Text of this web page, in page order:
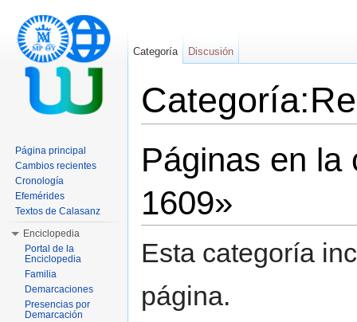
Páginas en la
1609»
Esta categoría
página.
Categoría Discusión
Página principal
Cambios recientes
Cronología
Efemérides
Textos de Calasanz
Enciclopedia
Portal de la
Enciclopedia
Familia
Demarcaciones
Presencias por
Demarcación